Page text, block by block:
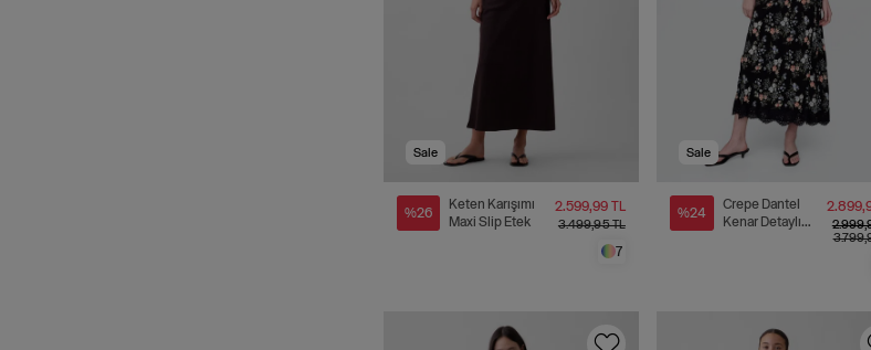
Sale
%26
Keten Karışımı
Maxi Slip Etek
3.499,95 TL
2.599,99 TL
7
Sale
%24
Crepe Dantel
Kenar Detaylı